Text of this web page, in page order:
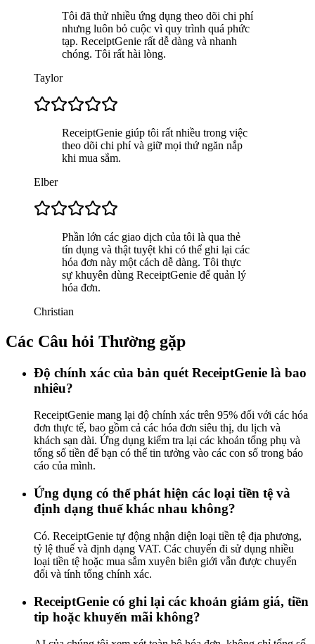
Tôi đã thử nhiều ứng dụng theo dõi chi phí
nhưng luôn bỏ cuộc vì quy trình quá phức
tạp. ReceiptGenie rất dễ dàng và nhanh
chóng. Tôi rất hài lòng.
Taylor
ReceiptGenie giúp tôi rất nhiều trong việc
theo dõi chi phí và giữ mọi thứ ngăn nắp
khi mua sắm.
Elber
Phần lớn các giao dịch của tôi là qua thẻ
tín dụng và thật tuyệt khi có thể ghi lại các
hóa đơn này một cách dễ dàng. Tôi thực
sự khuyên dùng ReceiptGenie để quản lý
hóa đơn.
Christian
Các Câu hỏi Thường gặp
Độ chính xác của bản quét ReceiptGenie là bao
nhiêu?
ReceiptGenie mang lại độ chính xác trên 95% đối với các hóa
đơn thực tế, bao gồm cả các hóa đơn siêu thị, du lịch và
khách sạn dài. Ứng dụng kiểm tra lại các khoản tổng phụ và
tổng số tiền để bạn có thể tin tưởng vào các con số trong báo
cáo của mình.
Ứng dụng có thể phát hiện các loại tiền tệ và
định dạng thuế khác nhau không?
Có. ReceiptGenie tự động nhận diện loại tiền tệ địa phương,
tỷ lệ thuế và định dạng VAT. Các chuyến đi sử dụng nhiều
loại tiền tệ hoặc mua sắm xuyên biên giới vẫn được chuyển
đổi và tính tổng chính xác.
ReceiptGenie có ghi lại các khoản giảm giá, tiền
tip hoặc khuyến mãi không?